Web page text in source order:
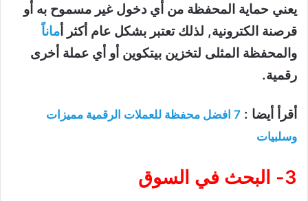
يعني حماية المحفظة من أي دخول غير مسموح به أو
قرصنة الكترونية, لذلك تعتبر بشكل عام أكثر أ مانا
والمحفظة المثلى لتخزين بيتكوين أو أي عملة أخرى
رقمية.
أقرأ أيضا :
7 افضل محفظة للعملات الرقمية مميزات
وسلبيات
3- البحث في السوق